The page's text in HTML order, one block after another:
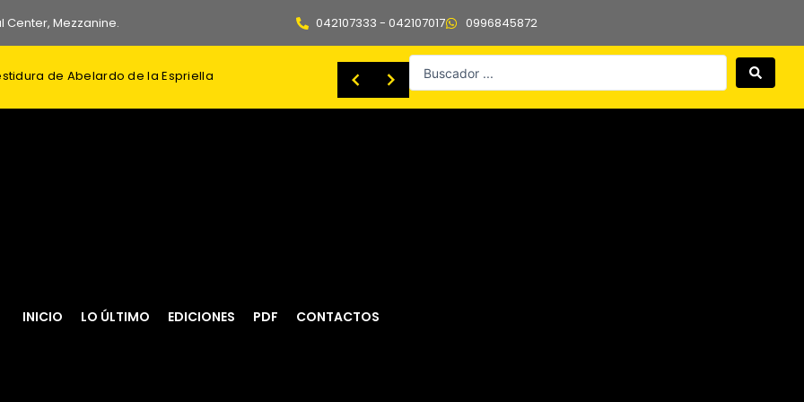
Center, Mezzanine. 042107333 - 042107017 0996845872
cuándo es y cuántos días dura
Search
INICIO LO ÚLTIMO EDICIONES PDF CONTACTOS